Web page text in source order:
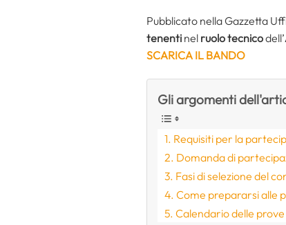
Pubblicato nella Gazzetta
tenenti nel ruolo tecnicodell’
SCARICA IL BANDO
Gli argomenti
Requisiti per la
Domanda di
Fasi di selezione del
Come prepararsi alle
Calendario delle prove